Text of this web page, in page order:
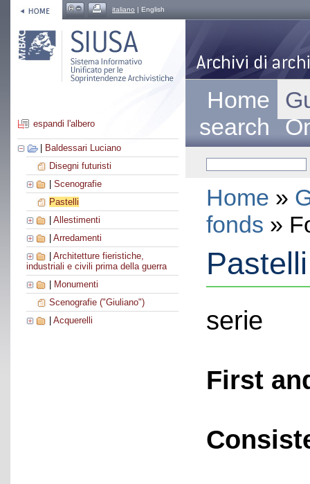
italiano | English
espandi l'albero
Baldessari Luciano
Disegni futuristi
Scenografie
Pastelli
Allestimenti
Arredamenti
Architetture fieristiche,
industriali e civili prima della guerra
Monumenti
Scenografie ("Giuliano")
Acquerelli
Home
search
Home »
fonds »
Pastelli
serie
First